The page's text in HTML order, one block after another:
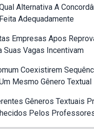
Alternativa A
Adequadamente
Empresas Apos
Suas Vagas Incentivam
Coexistirem
Mesmo Gênero Textual
Gêneros Textuais
Pelos